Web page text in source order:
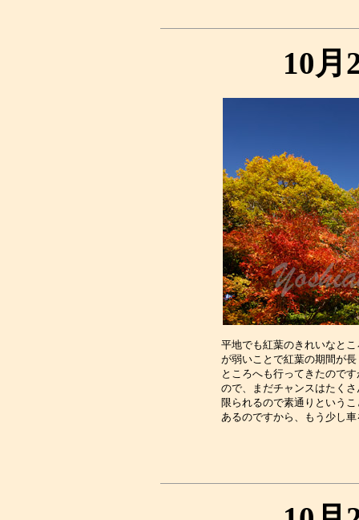
10月
平地でも紅葉のきれいなと
が弱いことで紅葉の期間が
ところへも行ってきたので
ので、まだチャンスはたく
限られるので素通りという